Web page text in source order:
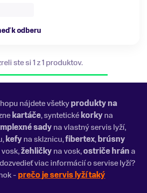
k odberu
ste si 1 z 1 produktov.
nájdete všetkyprodukty na
kartáče, syntetickékorkyna
sadyna vlastný servis lyží,
kefyna sklznicu,fibertex,brúsny
žehličkyna vosk,ostriče hrána
viac informácií o servise lyží?
- prečo je servis lyží taký